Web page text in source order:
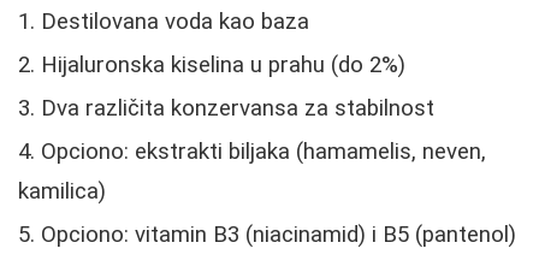
Destilovana voda kao baza
Hijaluronska kiselina u prahu (do 2%)
Dva različita konzervansa za stabilnost
Opciono: ekstrakti biljaka (hamamelis, neven,
kamilica)
Opciono: vitamin B3 (niacinamid) i B5 (pantenol)